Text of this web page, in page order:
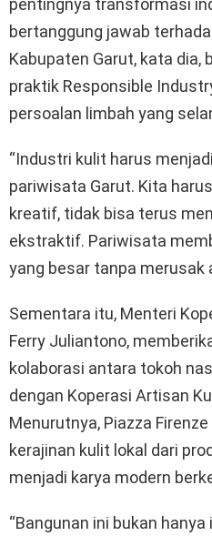
pentingnya transformasi
bertanggung jawab
Kabupaten Garut, kata dia,
praktik Responsible
persoalan limbah yang
“Industri kulit harus
pariwisata Garut. Kita
kreatif, tidak bisa terus
ekstraktif. Pariwisata
yang besar tanpa merusak
Sementara itu, Menteri
Ferry Juliantono,
kolaborasi antara tokoh
dengan Koperasi Artisan
Menurutnya, Piazza
kerajinan kulit lokal dari
menjadi karya modern
“Bangunan ini bukan